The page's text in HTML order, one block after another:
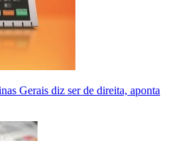
Gerais diz ser de direita, aponta